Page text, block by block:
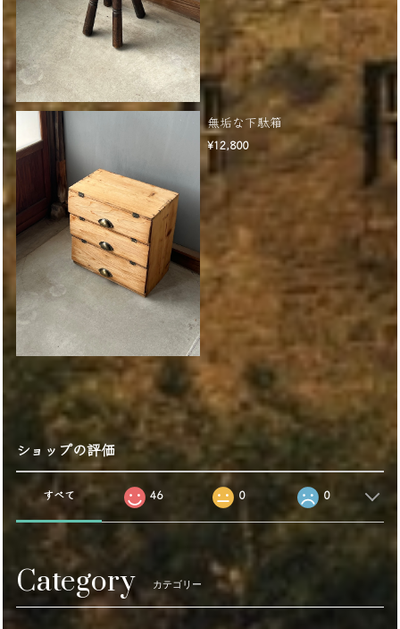
無垢な下駄箱
¥12,800
ショップの評価
すべて 46 0 0
Category カテゴリー